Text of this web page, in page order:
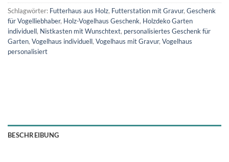
Schlagwörter: Futterhaus aus Holz, Futterstation mit Gravur, Geschenk
für Vogelliebhaber, Holz-Vogelhaus Geschenk, Holzdeko Garten
individuell, Nistkasten mit Wunschtext, personalisiertes Geschenk für
Garten, Vogelhaus individuell, Vogelhaus mit Gravur, Vogelhaus
personalisiert
BESCHREIBUNG